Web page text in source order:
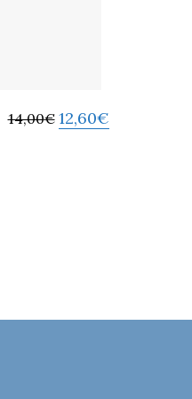
14,00€ 12,60€